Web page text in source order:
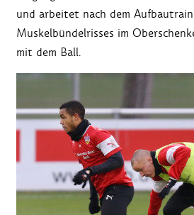
und arbeitet nach dem
Muskelbündelrisses im
mit dem Ball.